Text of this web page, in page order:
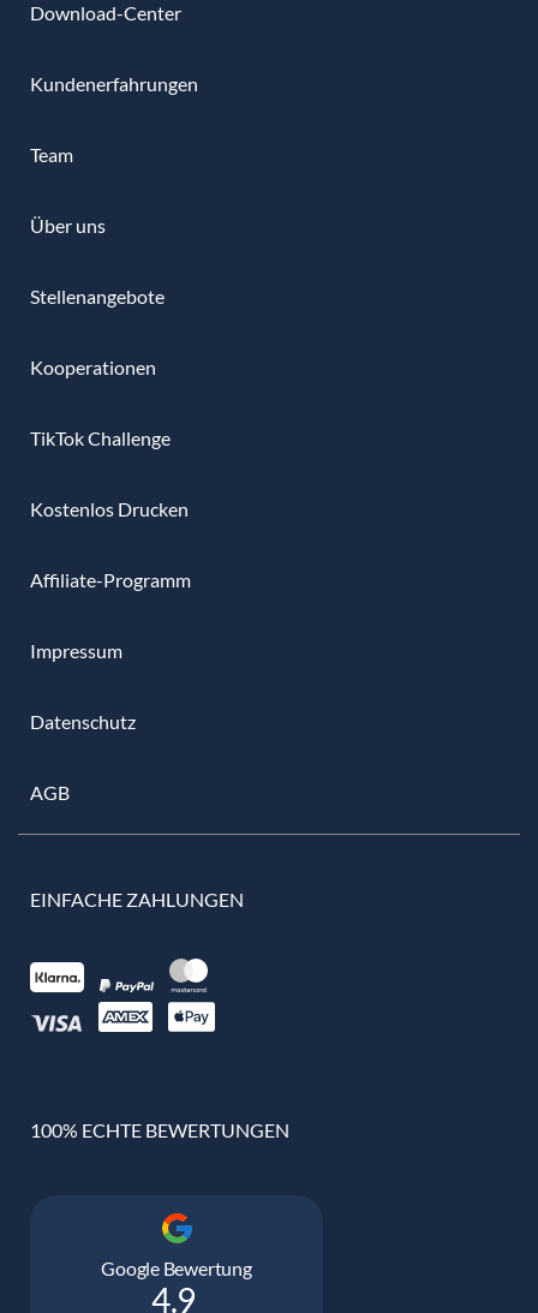
Download-Center
Kundenerfahrungen
Team
Über uns
Stellenangebote
Kooperationen
TikTok Challenge
Kostenlos Drucken
Affiliate-Programm
Impressum
Datenschutz
AGB
EINFACHE ZAHLUNGEN
100% ECHTE BEWERTUNGEN
Google Bewertung
4.9